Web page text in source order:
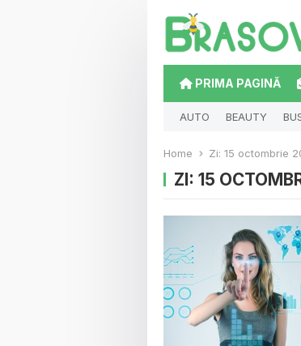
PRIMA PAGINĂ
AUTO BEAUTY
Home Zi: 15 octombrie
ZI: 15